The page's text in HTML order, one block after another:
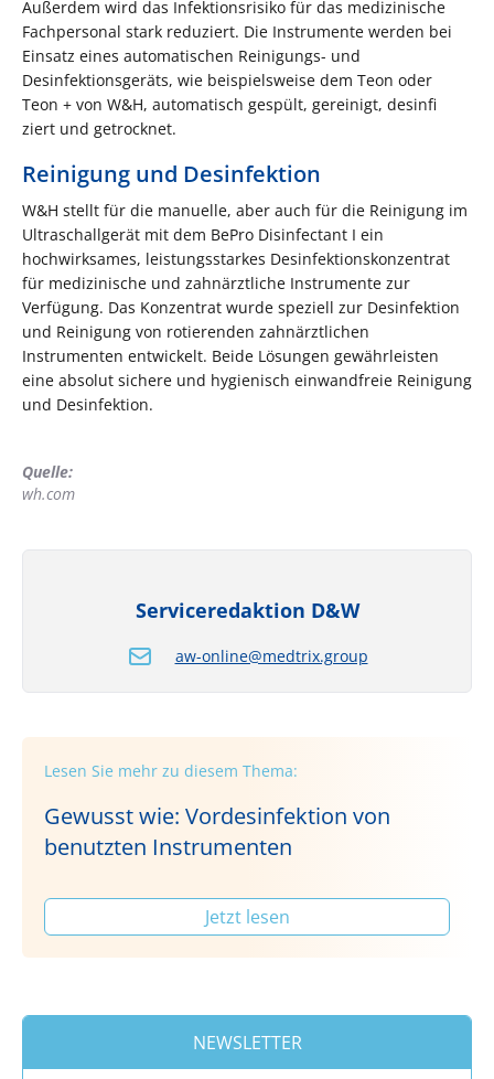
Außerdem wird das Infektionsrisiko für das medizinische
Fachpersonal stark reduziert. Die Instrumente werden bei
Einsatz eines automatischen Reinigungs- und
Desinfektionsgeräts, wie beispielsweise dem Teon oder
Teon + von W&H, automatisch gespült, gereinigt, desinfi
ziert und getrocknet.
Reinigung und Desinfektion
W&H stellt für die manuelle, aber auch für die Reinigung im
Ultraschallgerät mit dem BePro Disinfectant I ein
hochwirksames, leistungsstarkes Desinfektionskonzentrat
für medizinische und zahnärztliche Instrumente zur
Verfügung. Das Konzentrat wurde speziell zur Desinfektion
und Reinigung von rotierenden zahnärztlichen
Instrumenten entwickelt. Beide Lösungen gewährleisten
eine absolut sichere und hygienisch einwandfreie Reinigung
und Desinfektion.
Quelle:
wh.com
Serviceredaktion D&W
aw-online@medtrix.group
Lesen Sie mehr zu diesem Thema:
Gewusst wie: Vordesinfektion von
benutzten Instrumenten
Jetzt lesen
NEWSLETTER